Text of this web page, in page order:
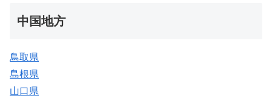
中国地方
鳥取県
島根県
山口県